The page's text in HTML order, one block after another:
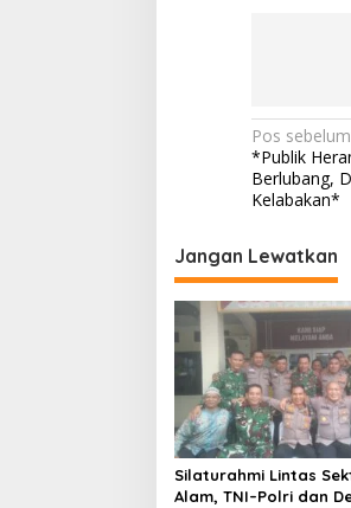
N
a
v
i
g
a
s
i
p
o
s
Pos
*Publik
Berlubang,
Kelabakan*
Jangan Lewatkan
Silaturahmi Lintas
Alam, TNI–Polri dan